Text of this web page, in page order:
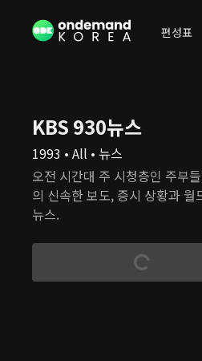
편성표
KBS 930뉴스
1993 • All • 뉴스
오전 시간대 주 시청층인 주부
의 신속한 보도, 증시 상황과
뉴스.